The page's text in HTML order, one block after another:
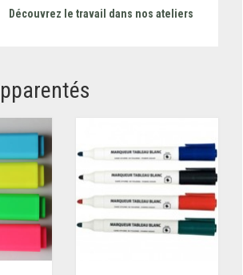
Découvrez le travail dans nos ateliers